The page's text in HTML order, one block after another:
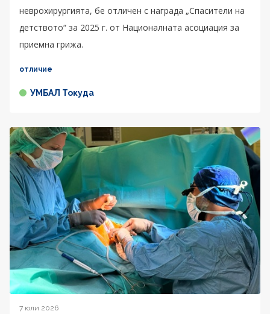
неврохирургията, бе отличен с награда „Спасители на
детството“ за 2025 г. от Националната асоциация за
приемна грижа.
отличие
УМБАЛ Токуда
7 юли 2026